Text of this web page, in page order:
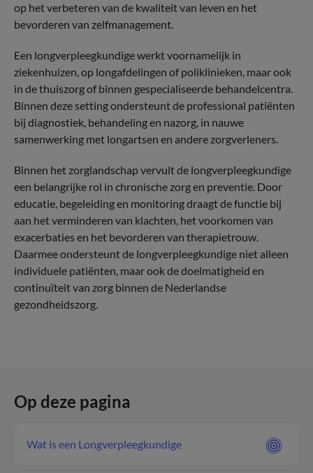
op het verbeteren van de kwaliteit van leven en het
bevorderen van zelfmanagement.
Een longverpleegkundige werkt voornamelijk in
ziekenhuizen, op longafdelingen of poliklinieken, maar ook
in de thuiszorg of binnen gespecialiseerde behandelcentra.
Binnen deze setting ondersteunt de professional patiënten
bij diagnostiek, behandeling en nazorg, in nauwe
samenwerking met longartsen en andere zorgverleners.
Binnen het zorglandschap vervult de longverpleegkundige
een belangrijke rol in chronische zorg en preventie. Door
educatie, begeleiding en monitoring draagt de functie bij
aan het verminderen van klachten, het voorkomen van
exacerbaties en het bevorderen van therapietrouw.
Daarmee ondersteunt de longverpleegkundige niet alleen
individuele patiënten, maar ook de doelmatigheid en
continuïteit van zorg binnen de Nederlandse
gezondheidszorg.
Op deze pagina
Wat is een Longverpleegkundige